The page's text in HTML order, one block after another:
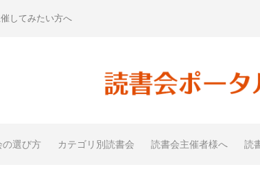
してみたい方へ
の選び方 カテゴリ別読書会 読書会主催者様へ 読